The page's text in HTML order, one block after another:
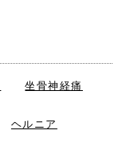
坐骨神経痛
ヘルニア